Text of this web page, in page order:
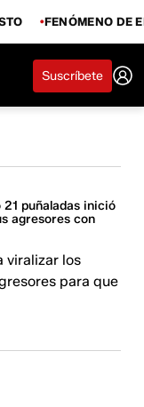
FENÓMENO DE
Suscríbete
puñaladas inició
agresores con
viralizar los
para que